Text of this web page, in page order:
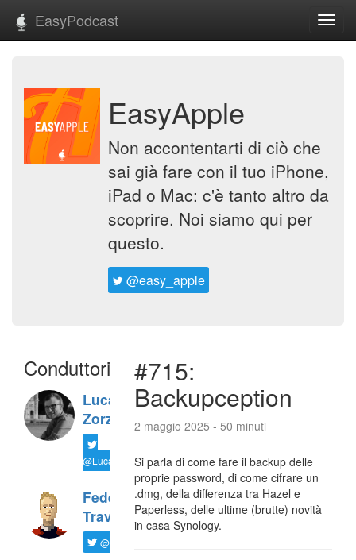
EasyPodcast
EasyApple
Non accontentarti di ciò che
sai già fare con il tuo iPhone,
iPad o Mac: c'è tanto altro da
scoprire. Noi siamo qui per
questo.
@easy_apple
Conduttori
Luca
Zorzi
@LucaTNT
Federico
Travaini
@ftrava
#715:
Backupception
2 maggio 2025 - 50 minuti
Si parla di come fare il backup delle
proprie password, di come cifrare un
.dmg, della differenza tra Hazel e
Paperless, delle ultime (brutte) novità
in casa Synology.